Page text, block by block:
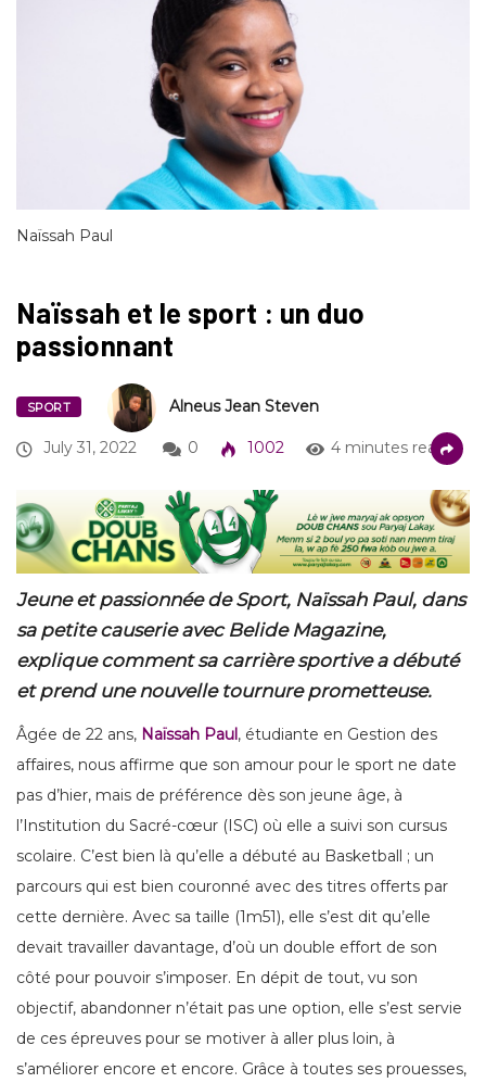
Naïssah Paul
Naïssah et le sport : un duo
passionnant
SPORT Alneus Jean Steven
July 31, 2022 0 1002 4 minutes read
Jeune et passionnée de Sport, Naïssah Paul, dans
sa petite causerie avec Belide Magazine,
explique comment sa carrière sportive a débuté
et prend une nouvelle tournure prometteuse.
Âgée de 22 ans, Naïssah Paul , étudiante en Gestion des
affaires, nous affirme que son amour pour le sport ne date
pas d’hier, mais de préférence dès son jeune âge, à
l’Institution du Sacré-cœur (ISC) où elle a suivi son cursus
scolaire. C’est bien là qu’elle a débuté au Basketball ; un
parcours qui est bien couronné avec des titres offerts par
cette dernière. Avec sa taille (1m51), elle s’est dit qu’elle
devait travailler davantage, d’où un double effort de son
côté pour pouvoir s’imposer. En dépit de tout, vu son
objectif, abandonner n’était pas une option, elle s’est servie
de ces épreuves pour se motiver à aller plus loin, à
s’améliorer encore et encore. Grâce à toutes ses prouesses,